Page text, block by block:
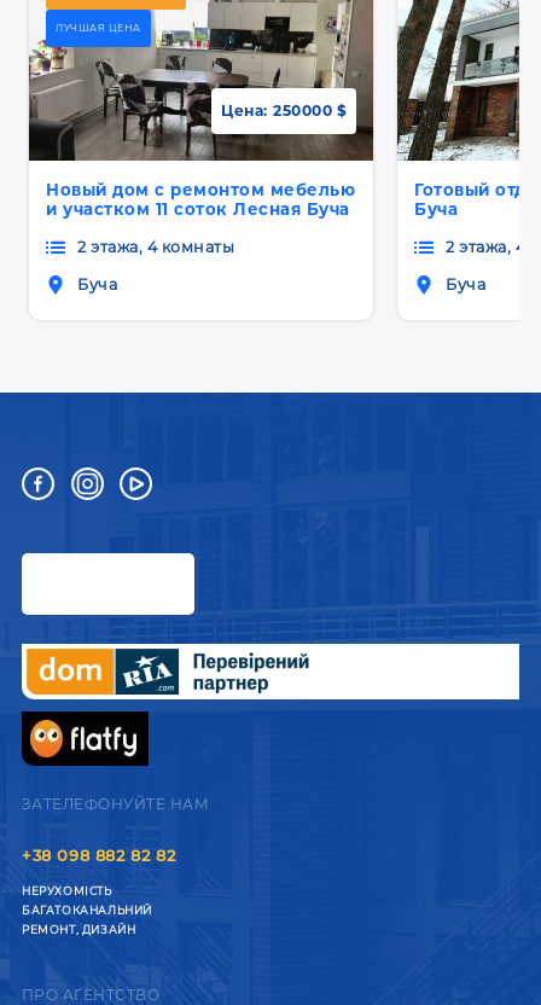
Цена: 250000 $
ЛУЧШАЯ ЦЕНА
Новый дом с ремонтом мебелью
и участком 11 соток Лесная Буча
2 этажа, 4 комнаты
Буча
Готовый
Буча
2 этажа, 4
Буча
ЗАТЕЛЕФОНУЙТЕ НАМ
+38 098 882 82 82
НЕРУХОМІСТЬ
БАГАТОКАНАЛЬНИЙ
РЕМОНТ, ДИЗАЙН
ПРО АГЕНТСТВО